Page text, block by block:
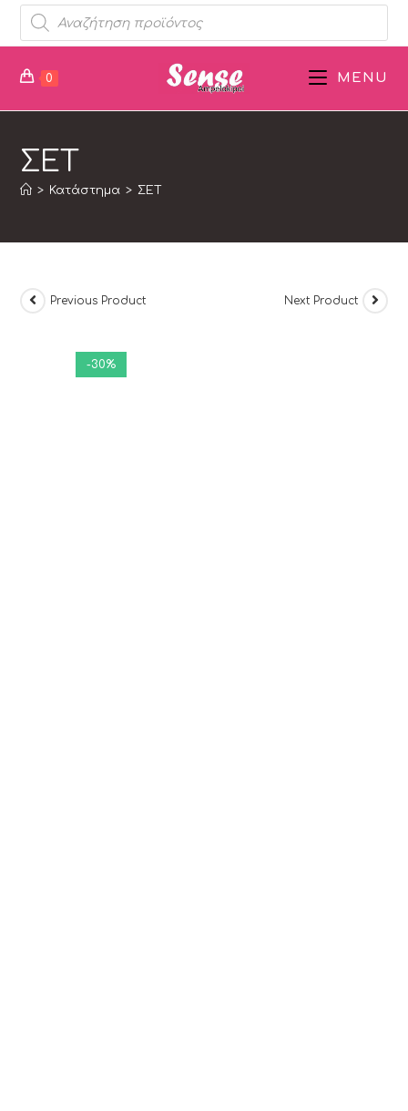
0 MENU
ΣΕΤ
> Κατάστημα > ΣΕΤ
-30%
Previous Product Next Product